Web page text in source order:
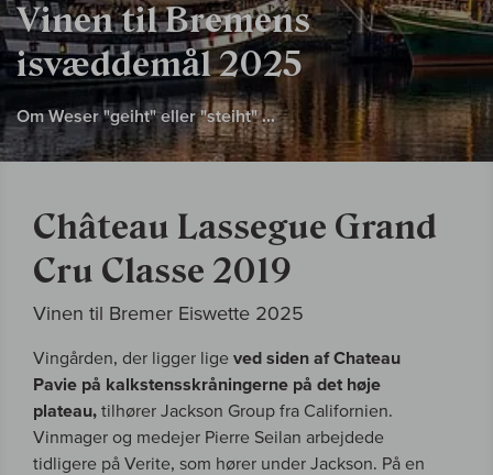
Vinen til Bremens
isvæddemål 2025
Om Weser "geiht" eller "steiht" ...
Château Lassegue Grand
Cru Classe 2019
Vinen til Bremer Eiswette 2025
Vingården, der ligger lige ved siden af Chateau
Pavie på kalkstensskråningerne på det høje
plateau, tilhører Jackson Group fra Californien.
Vinmager og medejer Pierre Seilan arbejdede
tidligere på Verite, som hører under Jackson. På en